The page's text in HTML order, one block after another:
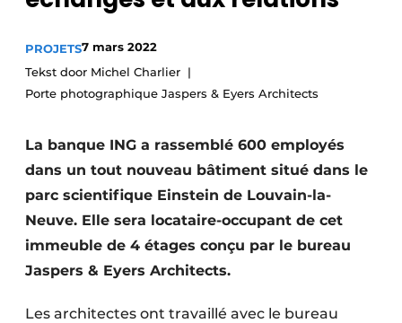
Video’s
Construction bois
Contrôle d’accès
Éclairage
PROJETS7 mars 2022
Tekst door Michel Charlier
Porte photographique Jaspers & Eyers Architects
La banque ING a rassemblé 600 employés
dans un tout nouveau bâtiment situé dans le
parc scientifique Einstein de Louvain-la-
Neuve. Elle sera locataire-occupant de cet
immeuble de 4 étages conçu par le bureau
Jaspers & Eyers Architects.
Les architectes ont travaillé avec le bureau